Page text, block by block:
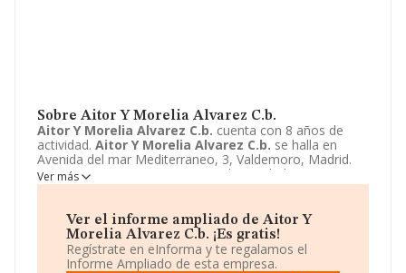
Sobre Aitor Y Morelia Alvarez C.b.
Aitor Y Morelia Alvarez C.b. cuenta con 8 años de
actividad. Aitor Y Morelia Alvarez C.b. se halla en
Avenida del mar Mediterraneo, 3, Valdemoro, Madrid.
La empresa enmarca su principal actividad CNAE como
4726 - Comercio al por menor de productos de tabaco.
Comunidad de bienes.
Ver más
Ver el informe ampliado de Aitor Y
Morelia Alvarez C.b. ¡Es gratis!
Regístrate en eInforma y te regalamos el
Informe Ampliado de esta empresa.